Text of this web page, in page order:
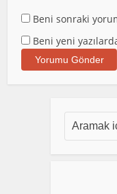
Beni sonraki
Beni yeni